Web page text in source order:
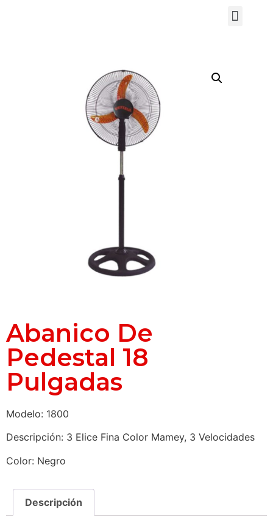
Abanico De
Pedestal 18
Pulgadas
Modelo: 1800
Descripción: 3 Elice Fina Color Mamey, 3 Velocidades
Color: Negro
Descripción